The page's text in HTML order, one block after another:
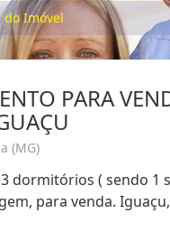
do Imóvel
PARA
(MG)
dormitórios ( sendo 1
para venda.